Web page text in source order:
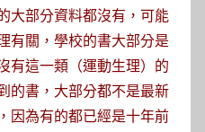
大部分資料都沒有，可能
有關，學校的書大部分是
有這一類（運動生理）的
的書，大部分都不是最新
因為有的都已經是十年前